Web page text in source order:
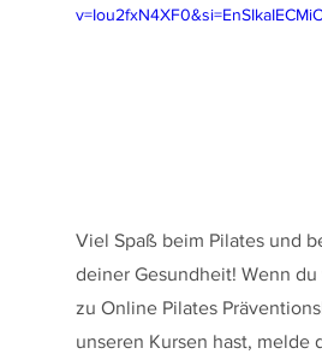
Viel Spaß beim Pilates und
deiner Gesundheit! Wenn
zu Online Pilates
unseren Kursen hast, melde